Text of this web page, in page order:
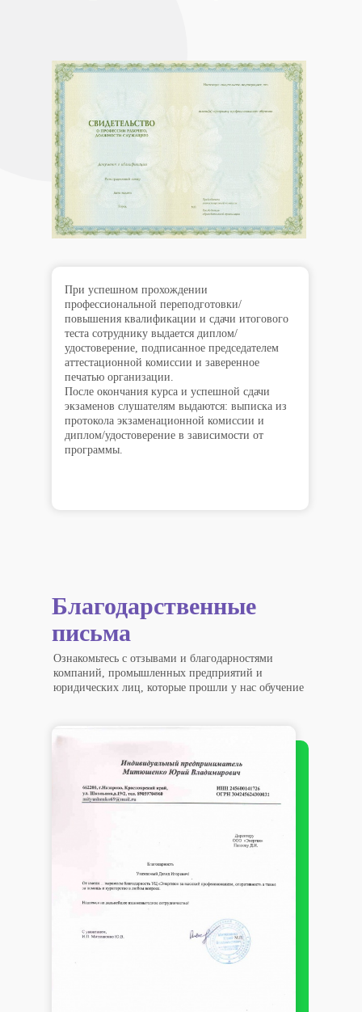
При успешном прохождении
профессиональной переподготовки/
повышения квалификации и сдачи итогового
теста сотруднику выдается диплом/
удостоверение, подписанное председателем
аттестационной комиссии и заверенное
печатью организации.
После окончания курса и успешной сдачи
экзаменов слушателям выдаются: выписка из
протокола экзаменационной комиссии и
диплом/удостоверение в зависимости от
программы.
Благодарственные
письма
Ознакомьтесь с отзывами и благодарностями
компаний, промышленных предприятий и
юридических лиц, которые прошли у нас обучение